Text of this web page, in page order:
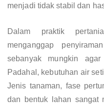
menjadi tidak stabil dan
Dalam praktik
menganggap
sebanyak mungkin
Padahal, kebutuhan air
Jenis tanaman, fase
dan bentuk lahan sangat